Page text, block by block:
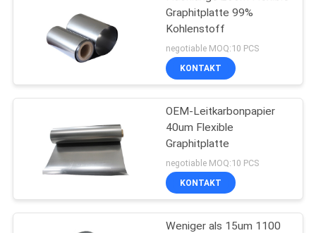
QUALITÄTSKONTROLLE
TRETEN
VERBINDUNG
Graphitplatte 99%
Kohlenstoff
negotiable MOQ:10 PCS
KONTAKT
OEM-Leitkarbonpapier
40um Flexible
Graphitplatte
negotiable MOQ:10 PCS
KONTAKT
Weniger als 15um 1100